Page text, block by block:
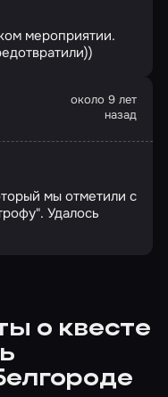
мероприятии.
около 9 лет
назад
мы отметили с
Удалось
о квесте